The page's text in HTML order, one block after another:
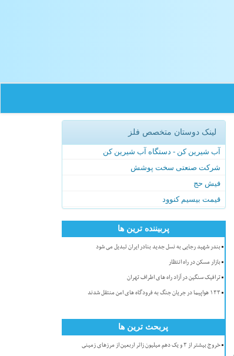
لینک دوستان متخصص فلز
آب شیرین کن - دستگاه آب شیرین کن
شرکت صنعتی سخت پوشش
فیش حج
قیمت بیسیم کنوود
پربیننده ترین ها
بندر شهید رجایی به نسل جدید بنادر ایران تبدیل می شود
بازار مسکن در راه انتظار
ترافیک سنگین در آزاد راه های اطراف تهران
۱۳۳ هواپیما در جریان جنگ به فرودگاه های امن منتقل شدند
پربحث ترین ها
خروج بیشتر از ۳ و یک دهم میلیون زائر اربعین از مرزهای زمینی